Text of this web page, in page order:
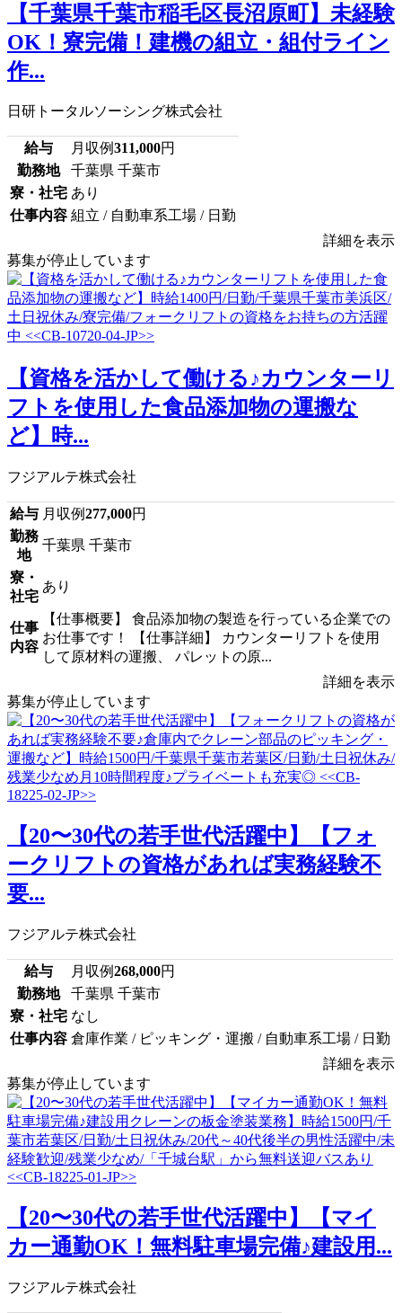
【千葉県千葉市稲毛区長沼原町】未経験
OK！寮完備！建機の組立・組付ライン
作...
日研トータルソーシング株式会社
給与 月収例311,000円
勤務地
千葉県 千葉市
寮・社宅 あり
仕事内容 組立 / 自動車系工場 / 日勤
詳細を表示
募集が停止しています
【資格を活かして働ける♪カウンターリ
フトを使用した食品添加物の運搬な
ど】時...
フジアルテ株式会社
給与 月収例277,000円
勤務
地
千葉県 千葉市
寮・
社宅
あり
仕事
内容
【仕事概要】 食品添加物の製造を行っている企業での
お仕事です！ 【仕事詳細】 カウンターリフトを使用
して原材料の運搬、 パレットの原...
詳細を表示
募集が停止しています
【20〜30代の若手世代活躍中】【フォ
ークリフトの資格があれば実務経験不
要...
フジアルテ株式会社
給与 月収例268,000円
勤務地
千葉県 千葉市
寮・社宅 なし
仕事内容 倉庫作業 / ピッキング・運搬 / 自動車系工場 / 日勤
詳細を表示
募集が停止しています
【20〜30代の若手世代活躍中】【マイ
カー通勤OK！無料駐車場完備♪建設用...
フジアルテ株式会社